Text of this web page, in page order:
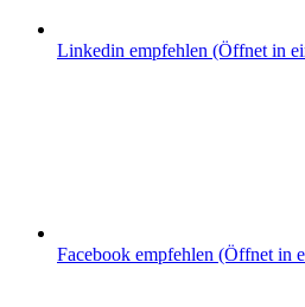
Linkedin empfehlen (Öffnet in
Facebook empfehlen (Öffnet in